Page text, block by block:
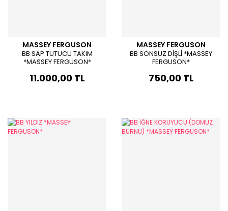
MASSEY FERGUSON
BB SAP TUTUCU TAKIM
*MASSEY FERGUSON*
11.000,00 TL
MASSEY FERGUSON
BB SONSUZ DİŞLİ *MASSEY
FERGUSON*
750,00 TL